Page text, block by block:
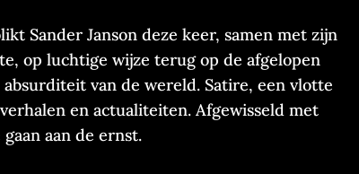
Sander Janson deze keer, samen met zijn
op luchtige wijze terug op de afgelopen
van de wereld. Satire, een vlotte
en actualiteiten. Afgewisseld met
aan de ernst.